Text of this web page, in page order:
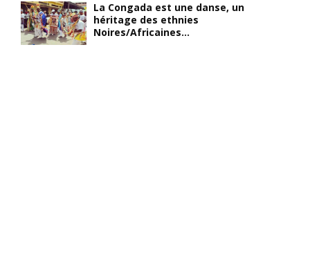
La Congada est une danse, un
héritage des ethnies
Noires/Africaines...